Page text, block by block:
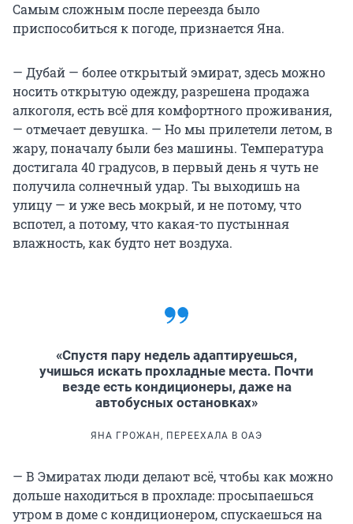
Самым сложным после переезда было
приспособиться к погоде, признается Яна.
— Дубай — более открытый эмират, здесь можно
носить открытую одежду, разрешена продажа
алкоголя, есть всё для комфортного проживания,
— отмечает девушка. — Но мы прилетели летом, в
жару, поначалу были без машины. Температура
достигала 40 градусов, в первый день я чуть не
получила солнечный удар. Ты выходишь на
улицу — и уже весь мокрый, и не потому, что
вспотел, а потому, что какая-то пустынная
влажность, как будто нет воздуха.
«Спустя пару недель адаптируешься,
учишься искать прохладные места. Почти
везде есть кондиционеры, даже на
автобусных остановках»
ЯНА ГРОЖАН, ПЕРЕЕХАЛА В ОАЭ
— В Эмиратах люди делают всё, чтобы как можно
дольше находиться в прохладе: просыпаешься
утром в доме с кондиционером, спускаешься на